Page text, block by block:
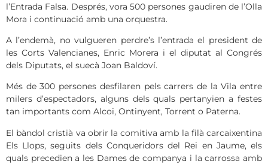
l’Entrada Falsa. Després, vora 500 persones gaudiren de l’Olla
Mora i continuació amb una orquestra.
A l’endemà, no vulgueren perdre’s l’entrada el president de
les Corts Valencianes, Enric Morera i el diputat al Congrés
dels Diputats, el suecà Joan Baldoví.
Més de 300 persones desfilaren pels carrers de la Vila entre
milers d’espectadors, alguns dels quals pertanyien a festes
tan importants com Alcoi, Ontinyent, Torrent o Paterna.
El bàndol cristià va obrir la comitiva amb la filà carcaixentina
Els Llops, seguits dels Conqueridors del Rei en Jaume, els
quals precedien a les Dames de companya i la carrossa amb